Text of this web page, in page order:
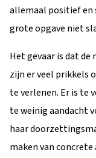
allemaal positief en
grote opgave niet
Het gevaar is dat
zijn er veel prikkels
te verlenen. Er is te
te weinig aandacht
haar
maken van